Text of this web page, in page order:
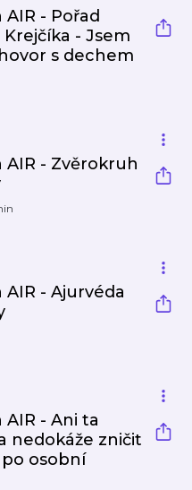
AIR - Pořad
Krejčíka - Jsem
s dechem
AIR - Zvěrokruh
AIR - Ajurvéda
AIR - Ani ta
nedokáže zničit
osobní